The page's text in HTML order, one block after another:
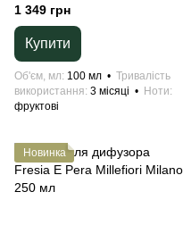
1 349 грн
Купити
Об'єм, мл 100 мл
Тривалість
використання 3 місяці
Ноти
фруктові
Новинка